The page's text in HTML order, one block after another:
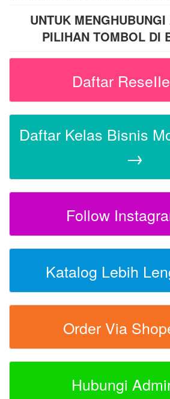
UNTUK
PILIHAN TOMBOL DI
Daftar
Daftar Kelas Bisnis
→
Follow
Katalog Lebih
Order Via
Hubungi